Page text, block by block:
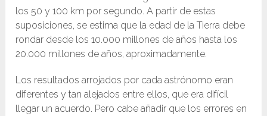
los 50 y 100 km por segundo. A partir de estas
suposiciones, se estima que la edad de la Tierra debe
rondar desde los 10.000 millones de años hasta los
20.000 millones de años, aproximadamente.
Los resultados arrojados por cada astrónomo eran
diferentes y tan alejados entre ellos, que era difícil
llegar un acuerdo. Pero cabe añadir que los errores en